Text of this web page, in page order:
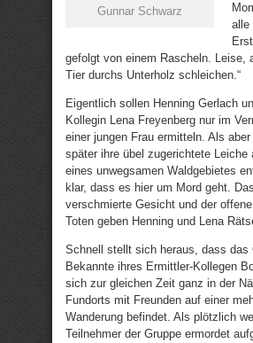
Gunnar Schwarz
alle
gefolgt von einem Rascheln. Leise,
Tier durchs Unterholz schleichen.“
Eigentlich sollen Henning Gerlach
Kollegin Lena Freyenberg nur im
einer jungen Frau ermitteln. Als
später ihre übel zugerichtete Leiche
eines unwegsamen Waldgebietes
klar, dass es hier um Mord geht.
verschmierte Gesicht und der
Toten geben Henning und Lena
Schnell stellt sich heraus, dass das
Bekannte ihres Ermittler-Kollegen
sich zur gleichen Zeit ganz in der
Fundorts mit Freunden auf einer
Wanderung befindet. Als plötzlich
Teilnehmer der Gruppe ermordet